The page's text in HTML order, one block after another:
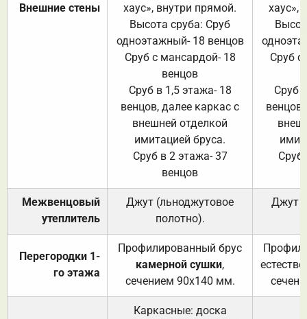
Внешние стены
хаус», внутри прямой.
Высота сруба: Сруб
одноэтажный- 18 венцов
Сруб с мансардой- 18
венцов
Сруб в 1,5 этажа- 18
венцов, далее каркас с
внешней отделкой
имитацией бруса.
Сруб в 2 этажа- 37
венцов
хаус»,
Сруб с
Сруб
Сруб
Межвенцовый
утеплитель
Джут (льноджутовое
полотно).
Джут
Перегородки 1-
го этажа
Профилированный брус
камерной сушки,
сечением 90х140 мм.
Каркасные: доска